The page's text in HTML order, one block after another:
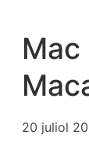
Mac
20 juliol